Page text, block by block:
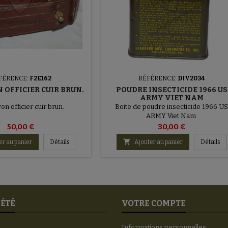
F2E162
OFFICIER CUIR BRUN.
officier cuir brun.
50,00 €
au panier Détails
RÉFÉRENCE: DIV2034
POUDRE INSECTICIDE 1966 US
ARMY VIET NAM
Boite de poudre insecticide 1966 US
ARMY Viet Nam
30,00 €
 Ajouter au panier Détails
VOTRE COMPTE